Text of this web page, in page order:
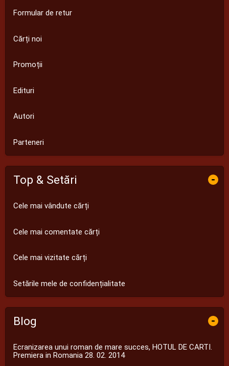
Formular de retur
Cărți noi
Promoții
Edituri
Autori
Parteneri
Top & Setări -
Cele mai vândute cărți
Cele mai comentate cărți
Cele mai vizitate cărți
Setările mele de confidențialitate
Blog -
Ecranizarea unui roman de mare succes, HOTUL DE CARTI.
Premiera in Romania 28. 02. 2014